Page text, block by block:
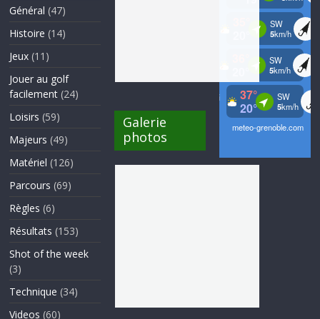
Général (47)
Histoire (14)
Jeux (11)
Jouer au golf
facilement (24)
Loisirs (59)
Majeurs (49)
Matériel (126)
Parcours (69)
Règles (6)
Résultats (153)
Shot of the week
(3)
Technique (34)
Videos (60)
Galerie
photos